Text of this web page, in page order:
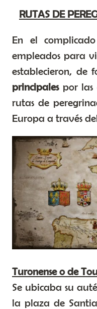
RUTAS DE
En el
empleados para
establecieron,
principalespor las
rutas de
Europa a través
Turonense o de
Se ubicaba su
la plaza de